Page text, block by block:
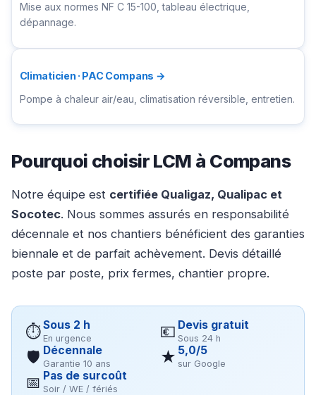
Mise aux normes NF C 15-100, tableau électrique,
dépannage.
Climaticien · PAC Compans →
Pompe à chaleur air/eau, climatisation réversible, entretien.
Pourquoi choisir LCM à Compans
Notre équipe est certifiée Qualigaz, Qualipac et
Socotec. Nous sommes assurés en responsabilité
décennale et nos chantiers bénéficient des garanties
biennale et de parfait achèvement. Devis détaillé
poste par poste, prix fermes, chantier propre.
⏱Sous 2 h
En urgence 💶 Devis gratuit
Sous 24 h
🛡 Décennale
Garantie 10 ans ★ 5,0/5
sur Google
📅 Pas de surcoût
Soir / WE / fériés